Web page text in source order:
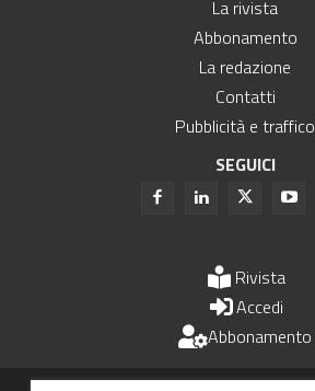
La rivista
Abbonamento
La redazione
Contatti
Pubblicità e traffico
SEGUICI
Rivista
Accedi
Abbonamento